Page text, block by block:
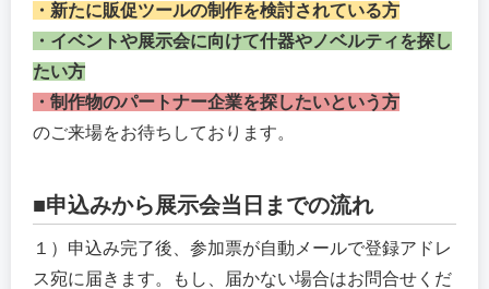
・新たに販促ツールの制作を検討されている方
・イベントや展示会に向けて什器やノベルティを探し
たい方
・制作物のパートナー企業を探したいという方
のご来場をお待ちしております。
■申込みから展示会当日までの流れ
１）申込み完了後、参加票が自動メールで登録アドレ
ス宛に届きます。もし、届かない場合はお問合せくだ